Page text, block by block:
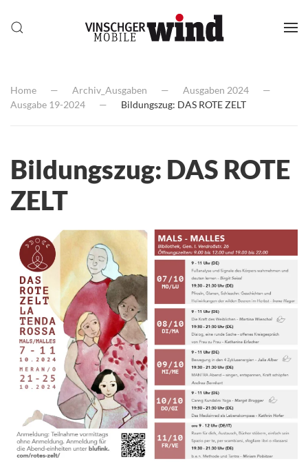
Home Archiv_Ausgaben
Ausgaben 2024
Ausgabe 19-2024
Bildungszug: DAS ROTE ZELT
Bildungszug: DAS ROTE
ZELT